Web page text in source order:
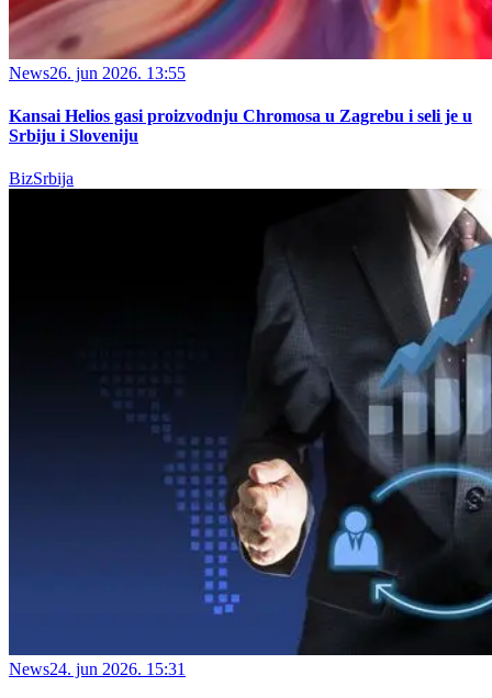
News26. jun 2026. 13:55
Kansai Helios gasi proizvodnju Chromosa u Zagrebu i seli je u
Srbiju i Sloveniju
BizSrbija
News24. jun 2026. 15:31